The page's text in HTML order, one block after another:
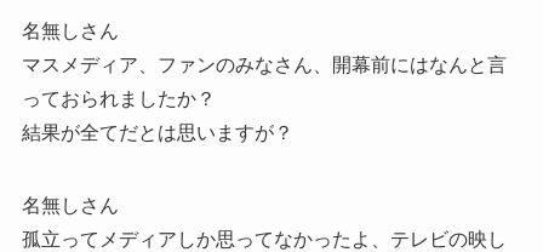
名無しさん
マスメディア、ファンのみなさん、開幕前にはなんと言
っておられましたか？
結果が全てだとは思いますが？
名無しさん
孤立ってメディアしか思ってなかったよ、テレビの映し